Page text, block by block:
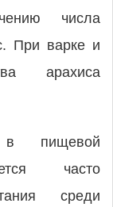
числа
При варке и
арахиса
пищевой
часто
среди